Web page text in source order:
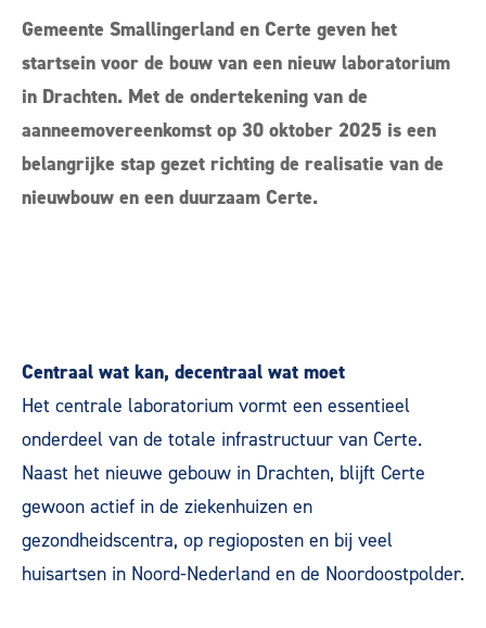
Gemeente Smallingerland en Certe geven het
startsein voor de bouw van een nieuw laboratorium
in Drachten. Met de ondertekening van de
aanneemovereenkomst op 30 oktober 2025 is een
belangrijke stap gezet richting de realisatie van de
nieuwbouw en een duurzaam Certe.
Centraal wat kan, decentraal wat moet
Het centrale laboratorium vormt een essentieel
onderdeel van de totale infrastructuur van Certe.
Naast het nieuwe gebouw in Drachten, blijft Certe
gewoon actief in de ziekenhuizen en
gezondheidscentra, op regioposten en bij veel
huisartsen in Noord-Nederland en de Noordoostpolder.